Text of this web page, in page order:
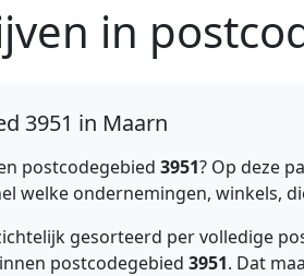
in
3951 in Maarn
postcodegebied 3951? Op deze
welke ondernemingen, winkels,
gesorteerd per volledige
postcodegebied 3951. Dat